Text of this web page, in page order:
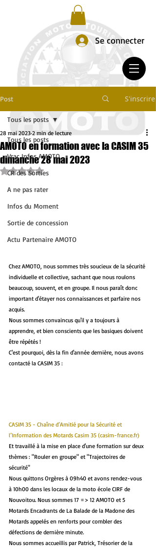
Se connecter
Post S'inscrire
Tous les posts
Vrac Infos AMOTO
CR des Sorties
A ne pas rater
Infos du Moment
Sortie de concession
Actu Partenaire AMOTO
Tous les posts
AMOTO en formation avec la CASIM 35
dimanche 28 mai 2023
28 mai 2023 2 min de lecture
Noté NaN étoiles sur 5.
Chez AMOTO, nous sommes très soucieux de la sécurité
individuelle et collective, sachant que nous roulons
beaucoup, souvent, et en groupe. Il nous paraît donc
important d'étayer nos connaissances et parfaire nos
acquis.
Nous sommes convaincus qu'il y a toujours à
apprendre, et bien conscients que les basiques doivent
être répétés !
C'est pourquoi, dès la fin d'année dernière, nous avons
contacté la CASIM 35 :
CASIM 35 - Chaîne d’Amitié pour la Sécurité et
l’Information des Motards Casim 35 (casim-france.fr)
Et travaillé à la mise en place d'une formation sur deux
thèmes : "Rouler en groupe" et "Trajectoires de
sécurité"
Nous quittons Orgères à 09h40 et avons rendez-vous
à 10h00 dans les locaux de la moto école CIRF de
Nouvoitou. Nous sommes 17 => 12 AMOTO et 5
Motards Encadrants de La Balade de la Madone des
Motards appelés en renforts pour combler des
défections de dernière minute.
Nous sommes accueillis par Patrick, Trésorier de la